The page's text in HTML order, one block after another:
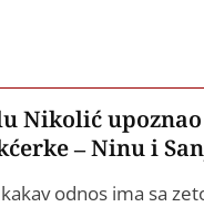
Nikolić
– Ninu i
odnos ima sa